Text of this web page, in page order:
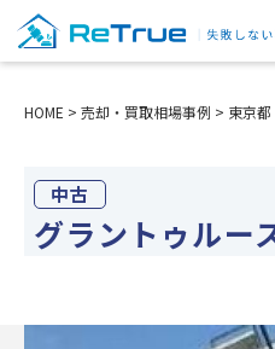
HOME > 売却・買取相場事例 > 東京都
中古
グラントゥルー